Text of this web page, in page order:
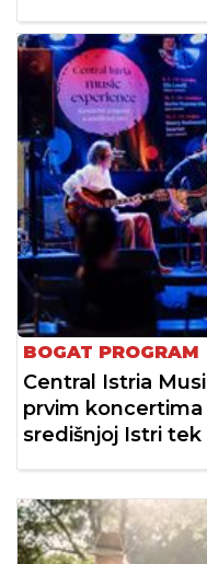
BOGAT PROGRAM
Central Istria
prvim
središnjoj Istri tek